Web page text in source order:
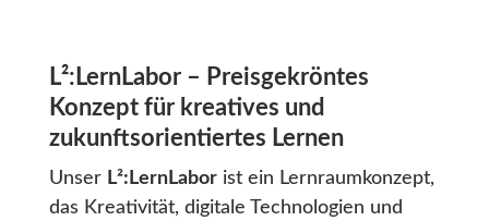
L²:LernLabor– Preisgekröntes
Konzept für kreatives und
zukunftsorientiertes Lernen
Unser L²:LernLaborist ein Lernraumkonzept,
das Kreativität, digitale Technologien und